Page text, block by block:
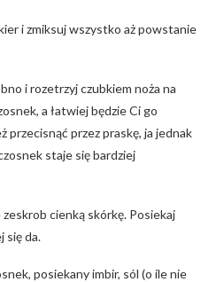
i zmiksuj wszystko aż powstanie
i rozetrzyj czubkiem noża na
a łatwiej będzie Ci go
przecisnąć przez praskę, ja jednak
staje się bardziej
cienką skórkę. Posiekaj
się da.
posiekany imbir, sól (o ile nie